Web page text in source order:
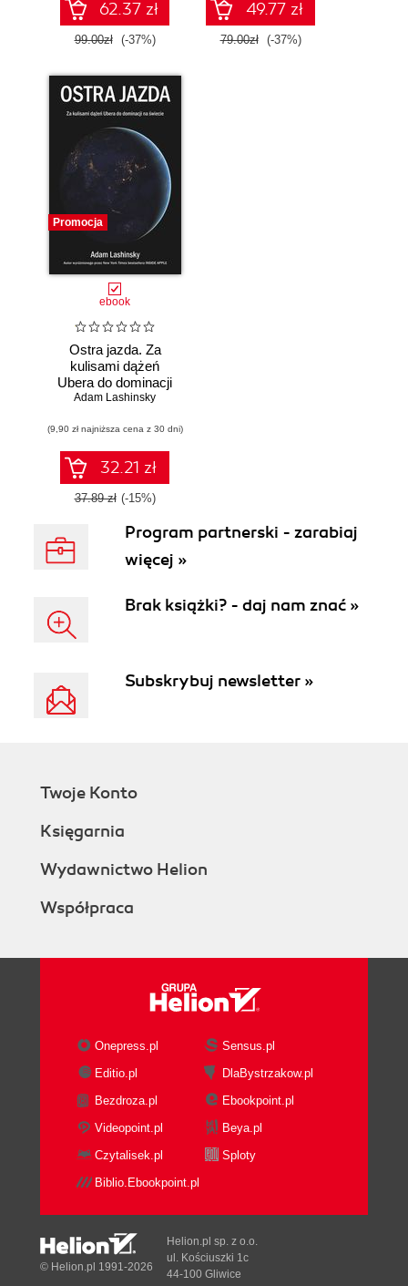
62.37 zł
99.00zł (-37%)
praktyce
49.77 zł
79.00zł (-37%)
Promocja
ebook
Ostra jazda. Za
kulisami dążeń
Ubera do dominacji
na świecie
Adam Lashinsky
(9,90 zł najniższa cena z 30 dni)
32.21 zł
37.89 zł (-15%)
Program partnerski - zarabiaj
więcej »
Brak książki? - daj nam znać »
Subskrybuj newsletter »
Twoje Konto
Księgarnia
Wydawnictwo Helion
Współpraca
Onepress.pl
Sensus.pl
Editio.pl
DlaBystrzakow.pl
Bezdroza.pl
Ebookpoint.pl
Videopoint.pl
Beya.pl
Czytalisek.pl
Sploty
Biblio.Ebookpoint.pl
© Helion.pl 1991-2026
Helion.pl sp. z o.o.
ul. Kościuszki 1c
44-100 Gliwice